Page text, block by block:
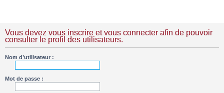
Vous devez vous inscrire et vous connecter afin de pouvoir
consulter le profil des utilisateurs.
Nom d’utilisateur :
Mot de passe :